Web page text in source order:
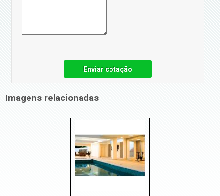
Enviar cotação
Imagens relacionadas